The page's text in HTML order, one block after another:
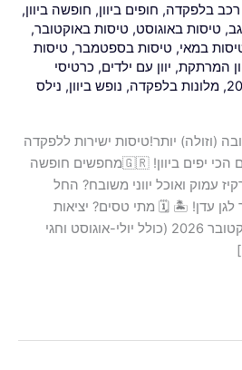
בלפקדה, חופים ביוון, חופשה ביוון,
, טיסות באוגוסט, טיסות באוקטובר,
במאי, טיסות בספטמבר, טיסות
המרתקת, יוון עם ילדים, כרטיסי
, מלונות בלפקדה, נופש ביוון, נילס
(וזולה) יותר!טיסות ישירות ללפקדה
המרתקת – האי עם החופים הכי יפים ביוון! 🇬🇷מחפשים חופשה
עמוק ואוכל יווני משובח? החל
לגן עדן! 🏝️ 🗓️ מתי טסים? יציאות
לאורך כל העונה: מאי – אוקטובר 2026 (כולל יולי-אוגוסט וחגי